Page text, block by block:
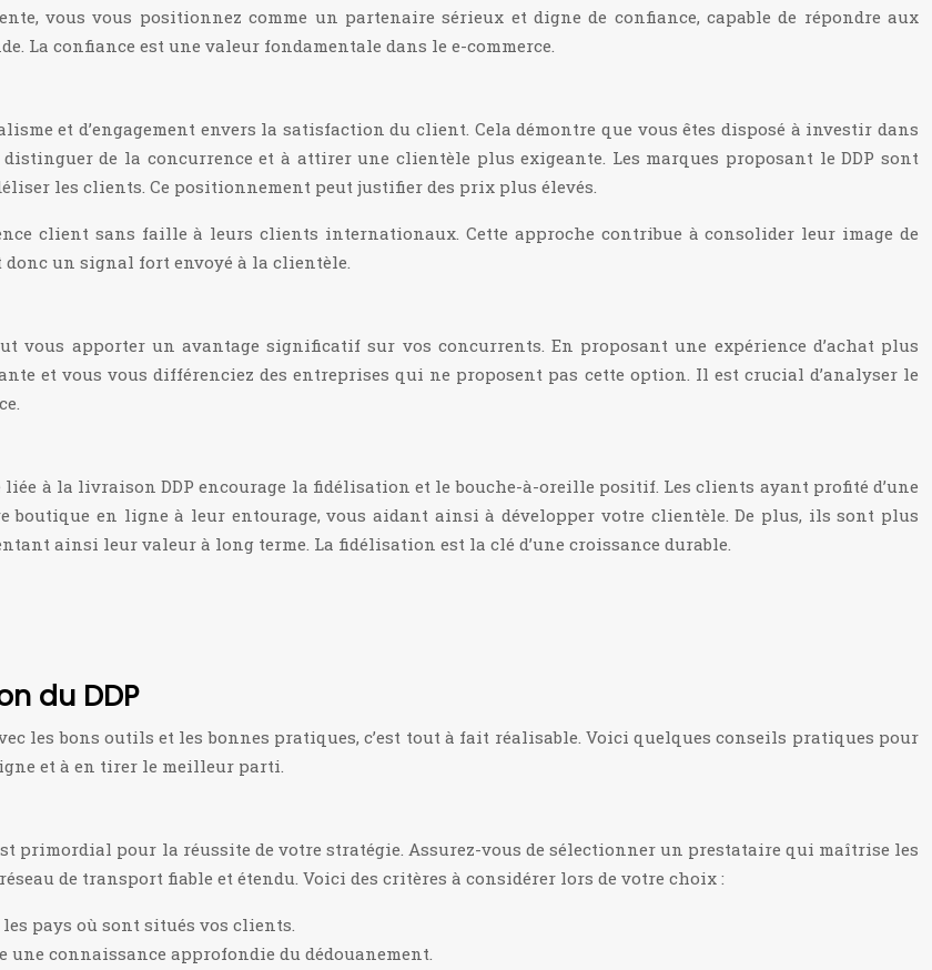
vous vous positionnez comme un partenaire sérieux et digne de confiance, capable de répondre aux
La confiance est une valeur fondamentale dans le e-commerce.
et d’engagement envers la satisfaction du client. Cela démontre que vous êtes disposé à investir dans
de la concurrence et à attirer une clientèle plus exigeante. Les marques proposant le DDP sont
les clients. Ce positionnement peut justifier des prix plus élevés.
client sans faille à leurs clients internationaux. Cette approche contribue à consolider leur image de
donc un signal fort envoyé à la clientèle.
vous apporter un avantage significatif sur vos concurrents. En proposant une expérience d’achat plus
et vous vous différenciez des entreprises qui ne proposent pas cette option. Il est crucial d’analyser le
à la livraison DDP encourage la fidélisation et le bouche-à-oreille positif. Les clients ayant profité d’une
en ligne à leur entourage, vous aidant ainsi à développer votre clientèle. De plus, ils sont plus
ainsi leur valeur à long terme. La fidélisation est la clé d’une croissance durable.
du DDP
les bons outils et les bonnes pratiques, c’est tout à fait réalisable. Voici quelques conseils pratiques pour
et à en tirer le meilleur parti.
primordial pour la réussite de votre stratégie. Assurez-vous de sélectionner un prestataire qui maîtrise les
de transport fiable et étendu. Voici des critères à considérer lors de votre choix :
pays où sont situés vos clients.
une connaissance approfondie du dédouanement.